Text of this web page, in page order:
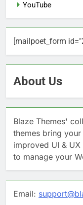
YouTube
[mailpoet_form
About Us
Blaze Themes'
themes bring
improved UI &
to manage your
Email: